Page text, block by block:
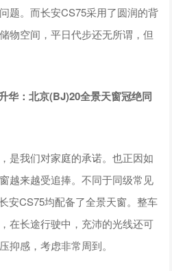
题。而长安CS75采用了圆润的背
物空间，平日代步还无所谓，但
：北京(BJ)20全景天窗冠绝同
是我们对家庭的承诺。也正因如
来越受追捧。不同于同级常见
安CS75均配备了全景天窗。整车
在长途行驶中，充沛的光线还可
抑感，考虑非常周到。